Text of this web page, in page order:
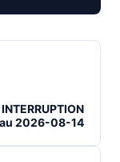
2026-08-14